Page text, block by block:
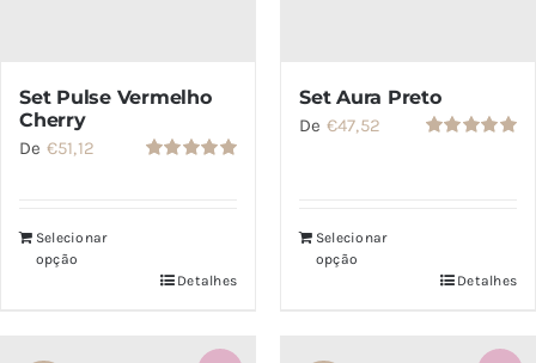
Set Pulse Vermelho
Cherry
De €51,12
Selecionar
opção
Detalhes
Set Aura Preto
De €47,52
Selecionar
opção
Detalhes